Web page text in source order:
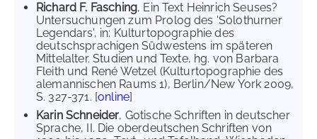
Richard F. Fasching, Ein Text Heinrich Seuses?
Untersuchungen zum Prolog des 'Solothurner
Legendars', in: Kulturtopographie des
deutschsprachigen Südwestens im späteren
Mittelalter. Studien und Texte, hg. von Barbara
Fleith und René Wetzel (Kulturtopographie des
alemannischen Raums 1), Berlin/New York 2009,
S. 327-371. [online]
Karin Schneider, Gotische Schriften in deutscher
Sprache, II. Die oberdeutschen Schriften von